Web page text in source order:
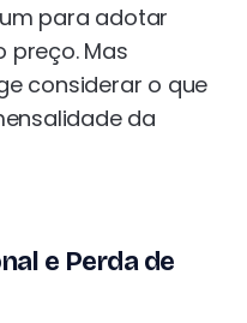
para adotar
preço. Mas
considerar o que
da
e Perda de